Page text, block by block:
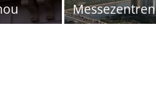
Messezentren